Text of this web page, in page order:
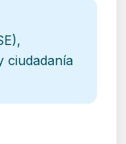
ciudadanía